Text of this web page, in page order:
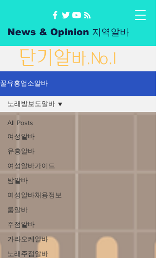
News & Opinion 지역알바
단기 알바.No.1
꿀유흥업소알바
All Posts
여성알바
유흥알바
여성알바가이드
밤알바
여성알바채용정보
룸알바
주점알바
가라오케알바
노래주점알바
노래방보도알바